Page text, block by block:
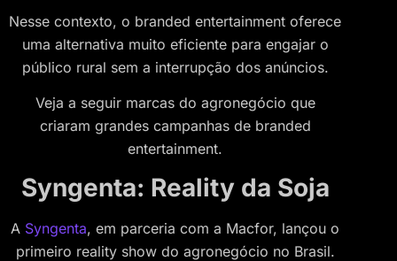
Nesse contexto, o branded entertainment oferece
uma alternativa muito eficiente para engajar o
público rural sem a interrupção dos anúncios.
Veja a seguir marcas do agronegócio que
criaram grandes campanhas de branded
entertainment.
Syngenta: Reality da Soja
A Syngenta, em parceria com a Macfor, lançou o
primeiro reality show do agronegócio no Brasil.